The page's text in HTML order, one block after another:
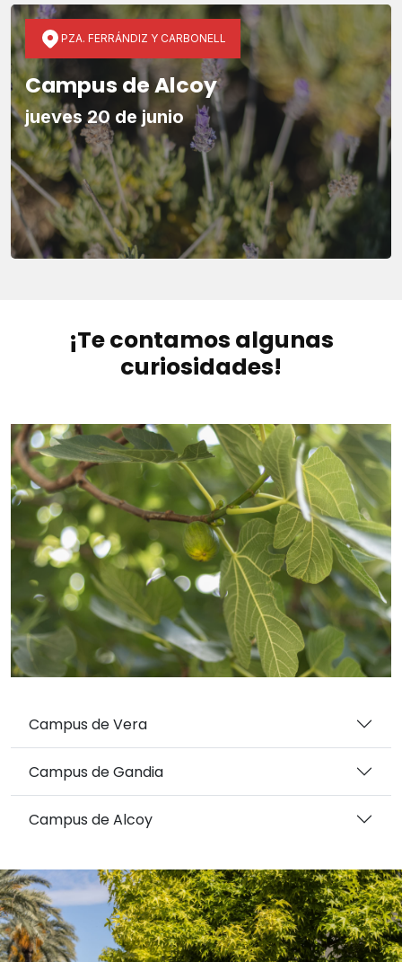
PZA. FERRÁNDIZ Y CARBONELL
Campus de Alcoy
jueves 20 de junio
¡Te contamos algunas
curiosidades!
Campus de Vera
Campus de Gandia
Campus de Alcoy